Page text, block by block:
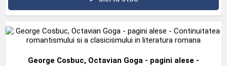
George Cosbuc, Octavian Goga - pagini alese -